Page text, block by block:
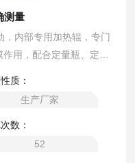
测量
，内部专用加热辊，专门
用，配合定量瓶、定量
群、肠球菌和绿脓假单
机 准确测量
质：
生产厂家
数：
52